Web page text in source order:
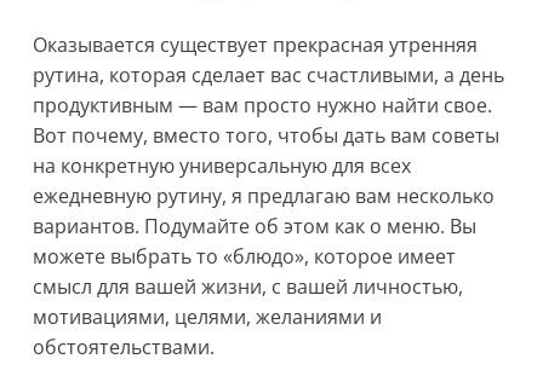
Оказывается существует прекрасная утренняя
рутина, которая сделает вас счастливыми, а день
продуктивным — вам просто нужно найти свое.
Вот почему, вместо того, чтобы дать вам советы
на конкретную универсальную для всех
ежедневную рутину, я предлагаю вам несколько
вариантов. Подумайте об этом как о меню. Вы
можете выбрать то «блюдо», которое имеет
смысл для вашей жизни, с вашей личностью,
мотивациями, целями, желаниями и
обстоятельствами.